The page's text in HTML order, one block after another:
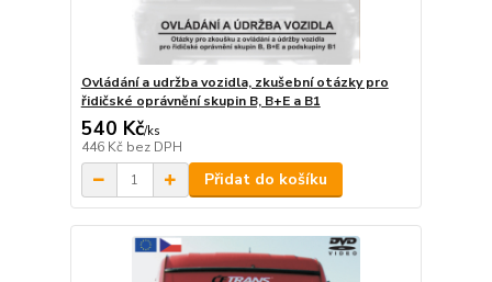
Ovládání a udržba vozidla, zkušební otázky pro
řidičské oprávnění skupin B, B+E a B1
540 Kč/ks
446 Kč bez DPH
Přidat do košíku